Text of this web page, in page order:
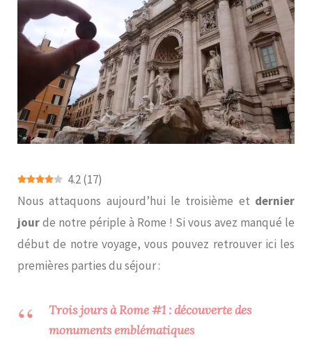
4.2(17)
Nous attaquons aujourd’hui le troisième et dernier
jourde notre périple à Rome ! Si vous avez manqué le
début de notre voyage, vous pouvez retrouver ici les
premières parties du séjour :
Trois jours à Rome #1 : découverte des
monuments emblématiques